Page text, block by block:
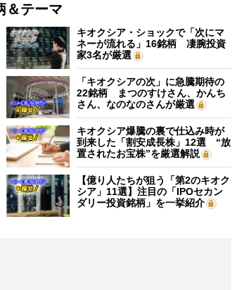
＆テーマ
キオクシア・ショックで「次にマ
ネーが流れる」16銘柄 凄腕投資
家3名が厳選
「キオクシアの次」に急騰期待の
22銘柄 まつのすけさん、かんち
さん、なのなのさんが厳選
キオクシア爆騰の裏で仕込み時が
到来した「割安成長株」12選 “放
置されたお宝株”を厳選解説
【億り人たちが狙う「第2のキオク
シア」11選】注目の「IPOセカン
ダリー投資銘柄」を一挙紹介